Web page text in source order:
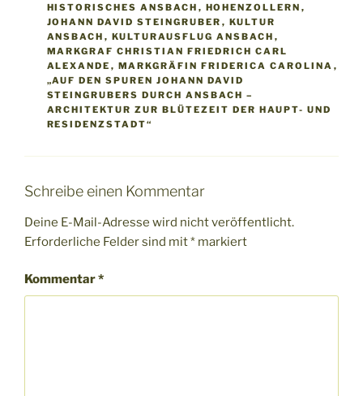
HISTORISCHES ANSBACH , HOHENZOLLERN ,
JOHANN DAVID STEINGRUBER , KULTUR
ANSBACH , KULTURAUSFLUG ANSBACH ,
MARKGRAF CHRISTIAN FRIEDRICH CARL
ALEXANDE , MARKGRÄFIN FRIDERICA CAROLINA ,
„AUF DEN SPUREN JOHANN DAVID
STEINGRUBERS DURCH ANSBACH –
ARCHITEKTUR ZUR BLÜTEZEIT DER HAUPT- UND
RESIDENZSTADT“
Schreibe einen Kommentar
Deine E-Mail-Adresse wird nicht veröffentlicht.
Erforderliche Felder sind mit* markiert
Kommentar*